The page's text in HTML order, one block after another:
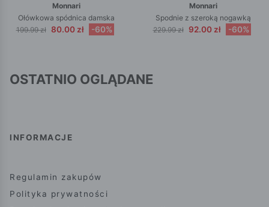
Monnari
Ołówkowa spódnica damska
199.99 zł 80.00 zł -60%
Monnari
Spodnie z szeroką nogawką
229.99 zł 92.00 zł -60%
OSTATNIO OGLĄDANE
INFORMACJE
Regulamin zakupów
Polityka prywatności